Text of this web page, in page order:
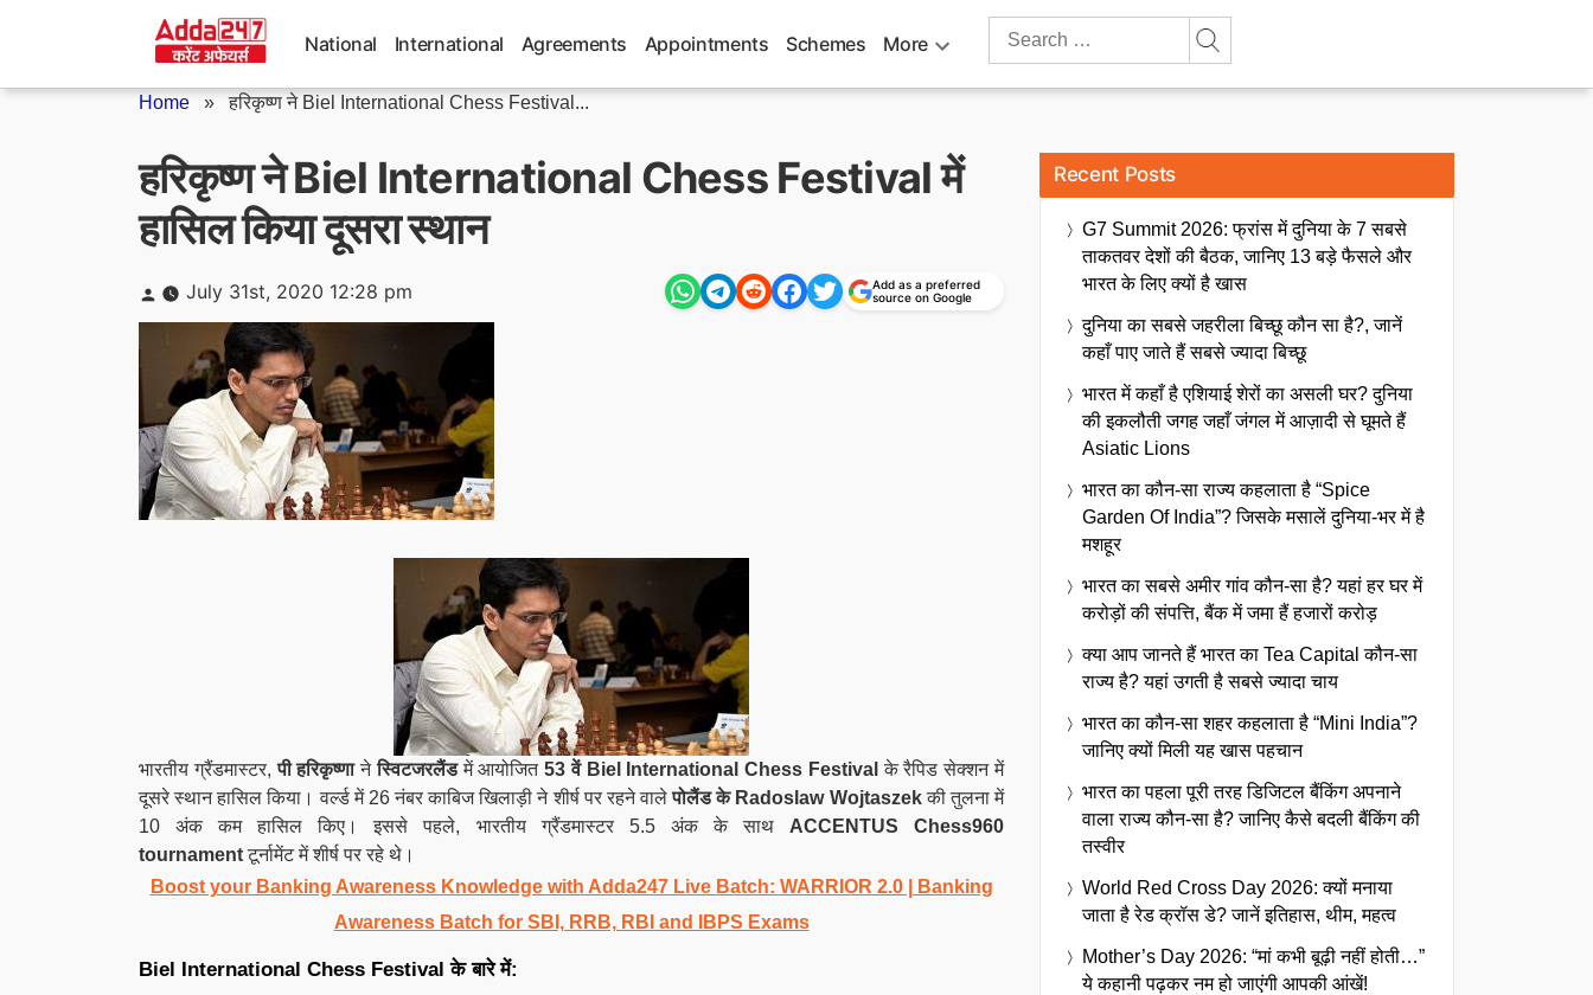
National International Agreements Appointments Schemes More
Search
Home »हरिकृष्ण ने Biel International Chess Festival...
हरिकृष्ण ने Biel International Chess Festival में
हासिल किया दूसरा स्थान
Posted
by
July 31st, 2020 12:28 pm
Add as a preferred
source on Google
भारतीय ग्रैंडमास्टर,पी हरिकृष्णानेस्विटजरलैंडमें आयोजित53 वें Biel International Chess Festival के रैपिड सेक्शन में
दूसरे स्थान हासिल किया। वर्ल्ड में 26 नंबर काबिज खिलाड़ी ने शीर्ष पर रहने वालेपोलैंड के Radoslaw Wojtaszekकी तुलना में
10 अंक कम हासिल किए। इससे पहले, भारतीय ग्रैंडमास्टर 5.5 अंक के साथ ACCENTUS Chess960
tournamentटूर्नामेंट में शीर्ष पर रहे थे।
Boost your Banking Awareness Knowledge with Adda247 Live Batch: WARRIOR 2.0 | Banking
Awareness Batch for SBI, RRB, RBI and IBPS Exams
Biel International Chess Festivalके बारे में:
Recent Posts
G7 Summit 2026: फ्रांस में दुनिया के 7 सबसे
ताकतवर देशों की बैठक, जानिए 13 बड़े फैसले और
भारत के लिए क्यों है खास
दुनिया का सबसे जहरीला बिच्छू कौन सा है?, जानें
कहाँ पाए जाते हैं सबसे ज्यादा बिच्छू
भारत में कहाँ है एशियाई शेरों का असली घर? दुनिया
की इकलौती जगह जहाँ जंगल में आज़ादी से घूमते हैं
Asiatic Lions
भारत का कौन-सा राज्य कहलाता है “Spice
Garden Of India”? जिसके मसालें दुनिया-भर में है
मशहूर
भारत का सबसे अमीर गांव कौन-सा है? यहां हर घर में
करोड़ों की संपत्ति, बैंक में जमा हैं हजारों करोड़
क्या आप जानते हैं भारत का Tea Capital कौन-सा
राज्य है? यहां उगती है सबसे ज्यादा चाय
भारत का कौन-सा शहर कहलाता है “Mini India”?
जानिए क्यों मिली यह खास पहचान
भारत का पहला पूरी तरह डिजिटल बैंकिंग अपनाने
वाला राज्य कौन-सा है? जानिए कैसे बदली बैंकिंग की
तस्वीर
World Red Cross Day 2026: क्यों मनाया
जाता है रेड क्रॉस डे? जानें इतिहास, थीम, महत्व
Mother’s Day 2026: “मां कभी बूढ़ी नहीं होती…”
ये कहानी पढ़कर नम हो जाएंगी आपकी आंखें!